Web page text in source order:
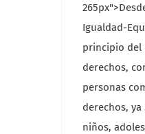
Igualdad-
principio del
derechos,
personas
derechos, ya
niños,